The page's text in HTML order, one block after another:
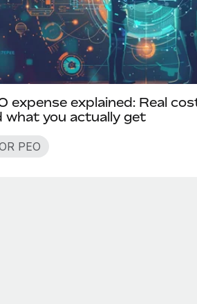
expense explained: Real
what you actually get
PEO